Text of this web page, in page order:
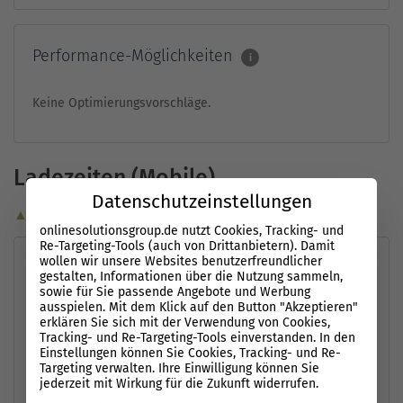
Performance-Möglichkeiten i
Keine Optimierungsvorschläge.
Ladezeiten (Mobile)
▲ Optimierungsvorschläge
Leistungsmessung
First Contentful Paint4,4 s Time to Interactive 8,3 s
Speed Index 6,6 s
Largest Contentful
Paint
7,8
Datenschutzeinstellungen
onlinesolutionsgroup.de nutzt Cookies, Tracking- und
Re-Targeting-Tools (auch von Drittanbietern). Damit
wollen wir unsere Websites benutzerfreundlicher
gestalten, Informationen über die Nutzung sammeln,
sowie für Sie passende Angebote und Werbung
ausspielen. Mit dem Klick auf den Button "Akzeptieren"
erklären Sie sich mit der Verwendung von Cookies,
Tracking- und Re-Targeting-Tools einverstanden. In den
Einstellungen können Sie Cookies, Tracking- und Re-
Targeting verwalten. Ihre Einwilligung können Sie
jederzeit mit Wirkung für die Zukunft widerrufen.